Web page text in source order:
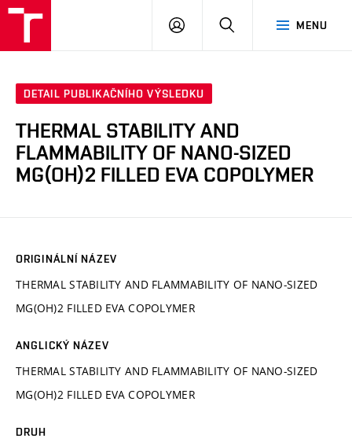
MENU
PŘIHLÁSIT
DETAIL PUBLIKAČNÍHO VÝSLEDKU
THERMAL STABILITY AND
FLAMMABILITY OF NANO-SIZED
MG(OH)2 FILLED EVA COPOLYMER
ORIGINÁLNÍ NÁZEV
THERMAL STABILITY AND FLAMMABILITY OF NANO-SIZED
MG(OH)2 FILLED EVA COPOLYMER
ANGLICKÝ NÁZEV
THERMAL STABILITY AND FLAMMABILITY OF NANO-SIZED
MG(OH)2 FILLED EVA COPOLYMER
DRUH